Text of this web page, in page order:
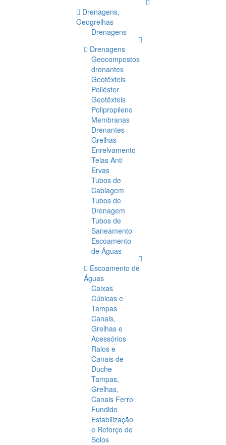
Drenagens,
Geogrelhas
Drenagens
Drenagens
Geocompostos
drenantes
Geotêxteis
Poliéster
Geotêxteis
Polipropileno
Membranas
Drenantes
Grelhas
Enrelvamento
Telas Anti
Ervas
Tubos de
Cablagem
Tubos de
Drenagem
Tubos de
Saneamento
Escoamento
de Águas
Escoamento de
Águas
Caixas
Cúbicas e
Tampas
Canais,
Grelhas e
Acessórios
Ralos e
Canais de
Duche
Tampas,
Grelhas,
Canais Ferro
Fundido
Estabilização
e Reforço de
Solos